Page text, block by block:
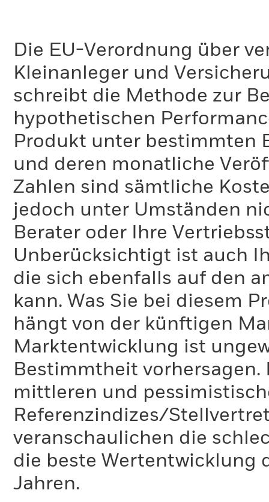
Die EU-Verordnung über
Kleinanleger und
schreibt die Methode zur
hypothetischen
Produkt unter bestimmten
und deren monatliche
Zahlen sind sämtliche
jedoch unter Umständen
Berater oder Ihre
Unberücksichtigt ist auch
die sich ebenfalls auf den
kann. Was Sie bei diesem
hängt von der künftigen
Marktentwicklung ist
Bestimmtheit
mittleren und
Referenzindizes/
veranschaulichen die
die beste Wertentwicklung
Jahren.